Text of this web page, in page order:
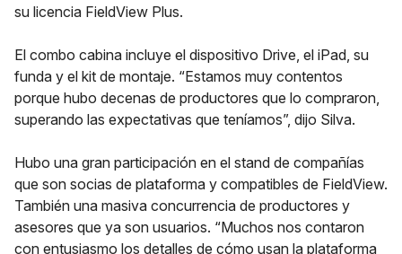
su licencia FieldView Plus.
El combo cabina incluye el dispositivo Drive, el iPad, su
funda y el kit de montaje. “Estamos muy contentos
porque hubo decenas de productores que lo compraron,
superando las expectativas que teníamos”, dijo Silva.
Hubo una gran participación en el stand de compañías
que son socias de plataforma y compatibles de FieldView.
También una masiva concurrencia de productores y
asesores que ya son usuarios. “Muchos nos contaron
con entusiasmo los detalles de cómo usan la plataforma